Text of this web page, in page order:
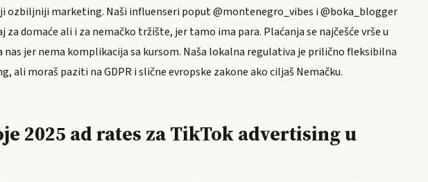
ozbiljniji marketing. Naši influenseri poput @montenegro_vibes i @boka_blogger
za domaće ali i za nemačko tržište, jer tamo ima para. Plaćanja se najčešće vrše u
nas jer nema komplikacija sa kursom. Naša lokalna regulativa je prilično fleksibilna
ali moraš paziti na GDPR i slične evropske zakone ako ciljaš Nemačku.
2025 ad rates za TikTok advertising u